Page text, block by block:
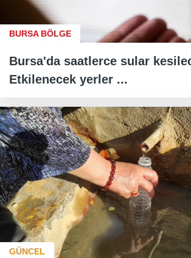
BURSA BÖLGE
Bursa'da saatlerce sular
Etkilenecek yerler ...
GÜNCEL